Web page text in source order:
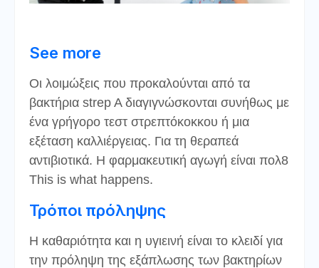
See more
Οι λοιμώξεις που προκαλούνται από τα
βακτήρια strep A διαγιγνώσκονται συνήθως με
ένα γρήγορο τεστ στρεπτόκοκκου ή μια
εξέταση καλλιέργειας. Για τη θεραπεά
αντιβιοτικά. Η φαρμακευτική αγωγή είναι πολ8
This is what happens.
Τρόποι πρόληψης
Η καθαριότητα και η υγιεινή είναι το κλειδί για
την πρόληψη της εξάπλωσης των βακτηρίων